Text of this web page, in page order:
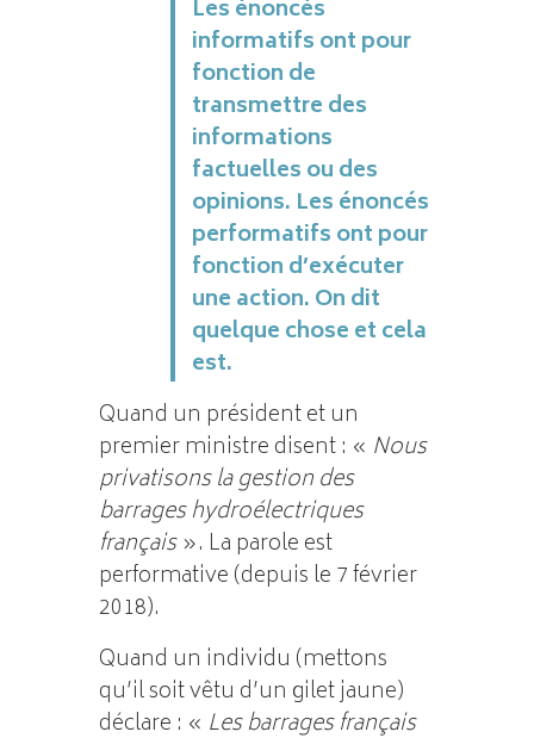
Les énoncés
informatifs ont pour
fonction de
transmettre des
informations
factuelles ou des
opinions. Les énoncés
performatifs ont pour
fonction d’exécuter
une action. On dit
quelque chose et cela
est.
Quand un président et un
premier ministre disent : « Nous
privatisons la gestion des
barrages hydroélectriques
français». La parole est
performative (depuis le 7 février
2018).
Quand un individu (mettons
qu’il soit vêtu d’un gilet jaune)
déclare : « Les barrages français